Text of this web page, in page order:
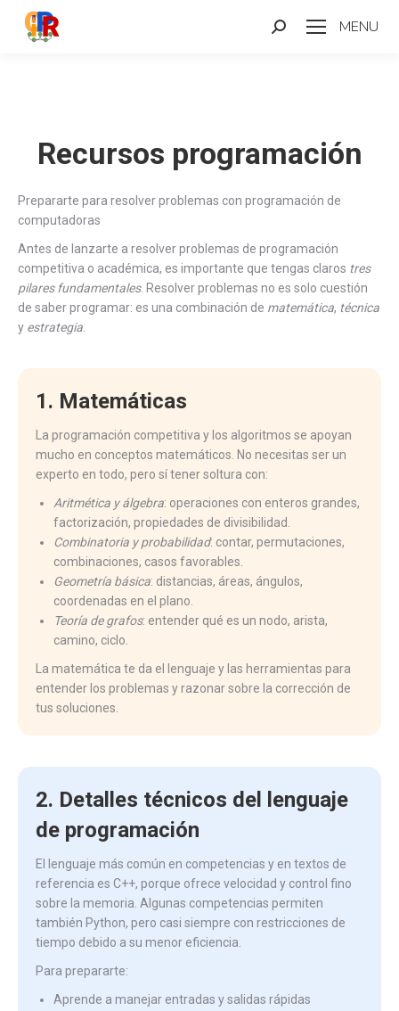
MENU
Search:
Recursos programación
Prepararte para resolver problemas con programación de
computadoras
Antes de lanzarte a resolver problemas de programación
competitiva o académica, es importante que tengas claros tres
pilares fundamentales. Resolver problemas no es solo cuestión
de saber programar: es una combinación de matemática, técnica
y estrategia
1. Matemáticas
La programación competitiva y los algoritmos se apoyan
mucho en conceptos matemáticos. No necesitas ser un
experto en todo, pero sí tener soltura con:
Aritmética y álgebra: operaciones con enteros grandes,
factorización, propiedades de divisibilidad.
Combinatoria y probabilidad: contar, permutaciones,
combinaciones, casos favorables.
Geometría básica: distancias, áreas, ángulos,
coordenadas en el plano.
Teoría de grafos: entender qué es un nodo, arista,
camino, ciclo.
La matemática te da el lenguaje y las herramientas para
entender los problemas y razonar sobre la corrección de
tus soluciones.
2. Detalles técnicos del lenguaje
de programación
El lenguaje más común en competencias y en textos de
referencia es C++, porque ofrece velocidad y control fino
sobre la memoria. Algunas competencias permiten
también Python, pero casi siempre con restricciones de
tiempo debido a su menor eficiencia.
Para prepararte:
Aprende a manejar entradas y salidas rápidas